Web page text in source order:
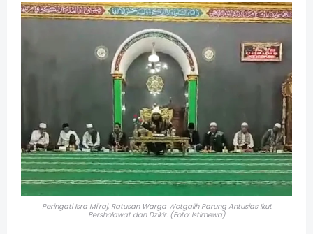
Peringati Isra Mi'raj, Ratusan Warga Wotgalih Parung Antusias Ikut
Bersholawat dan Dzikir. (Foto: Istimewa)